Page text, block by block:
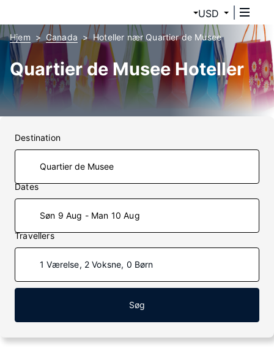
USD
Hjem Canada Hoteller nær Quartier de Musee
Quartier de Musee Hoteller
Destination
Dates
Søn 9 Aug - Man 10 Aug
Travellers
1 Værelse, 2 Voksne, 0 Børn
Søg